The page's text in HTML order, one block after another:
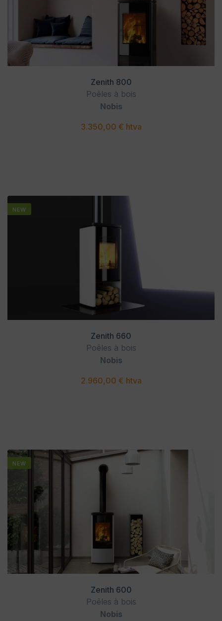
Zenith 800
Poêles à bois
Nobis
3.350,00 € htva
NEW
Zenith 660
Poêles à bois
Nobis
2.960,00 € htva
NEW
Zenith 600
Poêles à bois
Nobis